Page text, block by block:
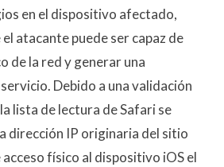
en el dispositivo afectado,
atacante puede ser capaz de
de la red y generar una
Debido a una validación
lista de lectura de Safari se
dirección IP originaria del sitio
acceso físico al dispositivo iOS el